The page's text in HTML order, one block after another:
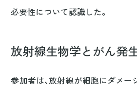
必要性について認識した。
放射線生物学とがん発
参加者は、放射線が細胞にダメ